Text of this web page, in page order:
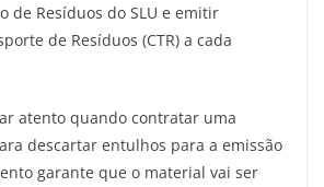
de Resíduos do SLU e emitir
de Resíduos (CTR) a cada
atento quando contratar uma
descartar entulhos para a emissão
garante que o material vai ser